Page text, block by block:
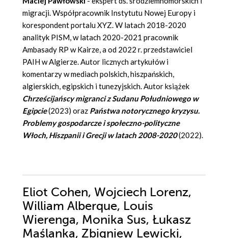
migracji. Współpracownik Instytutu Nowej Europy i
korespondent portalu XYZ. W latach 2018-2020
analityk PISM, w latach 2020-2021 pracownik
Ambasady RP w Kairze, a od 2022 r. przedstawiciel
PAIH w Algierze. Autor licznych artykułów i
komentarzy w mediach polskich, hiszpańskich,
algierskich, egipskich i tunezyjskich. Autor książek
Chrześcijańscy migranci z Sudanu Południowego w
Egipcie(2023) oraz Państwa notorycznego kryzysu.
Problemy gospodarcze i społeczno-polityczne
Włoch, Hiszpanii i Grecji w latach 2008-2020(2022).
Eliot Cohen, Wojciech Lorenz,
William Alberque, Louis
Wierenga, Monika Sus, Łukasz
Maślanka, Zbigniew Lewicki,